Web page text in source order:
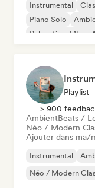
Instrumental
Piano Solo
Relaxation / New
Playlist
> 900
AmbientBeats /
Néo / Modern
Ajouter dans ma/
Instrumental
Néo / Modern